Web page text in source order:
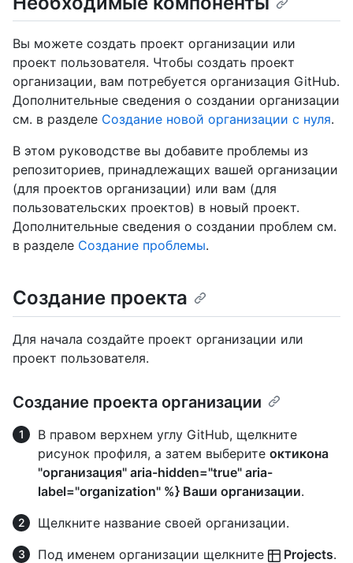
Вы можете создать проект организации или
проект пользователя. Чтобы создать проект
организации, вам потребуется организация GitHub.
Дополнительные сведения о создании организации
см. в разделе Создание новой организации с нуля.
В этом руководстве вы добавите проблемы из
репозиториев, принадлежащих вашей организации
(для проектов организации) или вам (для
пользовательских проектов) в новый проект.
Дополнительные сведения о создании проблем см.
в разделе Создание проблемы.
Создание проекта
Для начала создайте проект организации или
проект пользователя.
Создание проекта организации
В правом верхнем углу GitHub, щелкните
рисунок профиля, а затем выберите октикона
"организация" aria-hidden="true" aria-
label="organization" %} Ваши организации.
Щелкните название своей организации.
Под именем организации щелкните
Projects.